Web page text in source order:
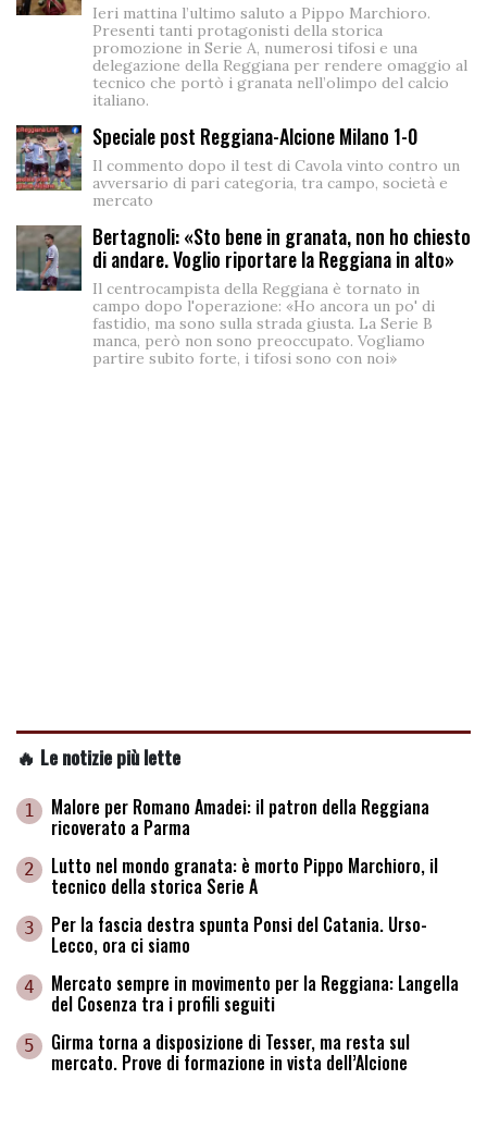
Ieri mattina l’ultimo saluto a Pippo Marchioro.
Presenti tanti protagonisti della storica
promozione in Serie A, numerosi tifosi e una
delegazione della Reggiana per rendere omaggio al
tecnico che portò i granata nell’olimpo del calcio
italiano.
Speciale post Reggiana-Alcione Milano 1-0
Il commento dopo il test di Cavola vinto contro un
avversario di pari categoria, tra campo, società e
mercato
Bertagnoli: «Sto bene in granata, non ho chiesto
di andare. Voglio riportare la Reggiana in alto»
Il centrocampista della Reggiana è tornato in
campo dopo l'operazione: «Ho ancora un po' di
fastidio, ma sono sulla strada giusta. La Serie B
manca, però non sono preoccupato. Vogliamo
partire subito forte, i tifosi sono con noi»
🔥 Le notizie più lette
1 Malore per Romano Amadei: il patron della Reggiana
ricoverato a Parma
2 Lutto nel mondo granata: è morto Pippo Marchioro, il
tecnico della storica Serie A
3 Per la fascia destra spunta Ponsi del Catania. Urso-
Lecco, ora ci siamo
4 Mercato sempre in movimento per la Reggiana: Langella
del Cosenza tra i profili seguiti
5 Girma torna a disposizione di Tesser, ma resta sul
mercato. Prove di formazione in vista dell’Alcione